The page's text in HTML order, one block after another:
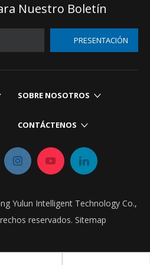
Nuestro Boletín
PRESENTACIÓN
SOBRE NOSOTROS
CONTÁCTENOS​​​​​​​
Yulun Intelligent Technology Co.,
reservados. Sitemap